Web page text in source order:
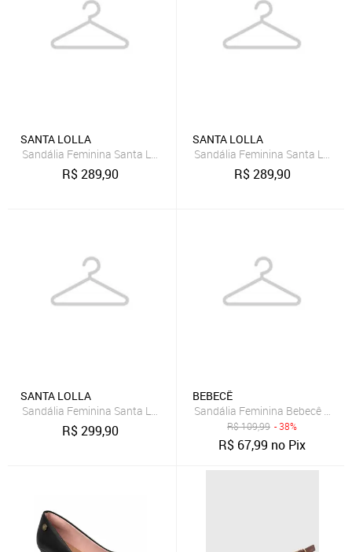
SANTA LOLLA
Sandália Feminina Santa Lolla Anabela Couro Bege
R$289,90
SANTA LOLLA
Sandália Feminina Santa Lolla
R$289,90
SANTA LOLLA
Sandália Feminina Santa Lolla Salto Anabela Couro Dourada
R$299,90
BEBECÊ
Sandália Feminina Bebecê
R$109,99 - 38%
R$ 67,99 no Pix